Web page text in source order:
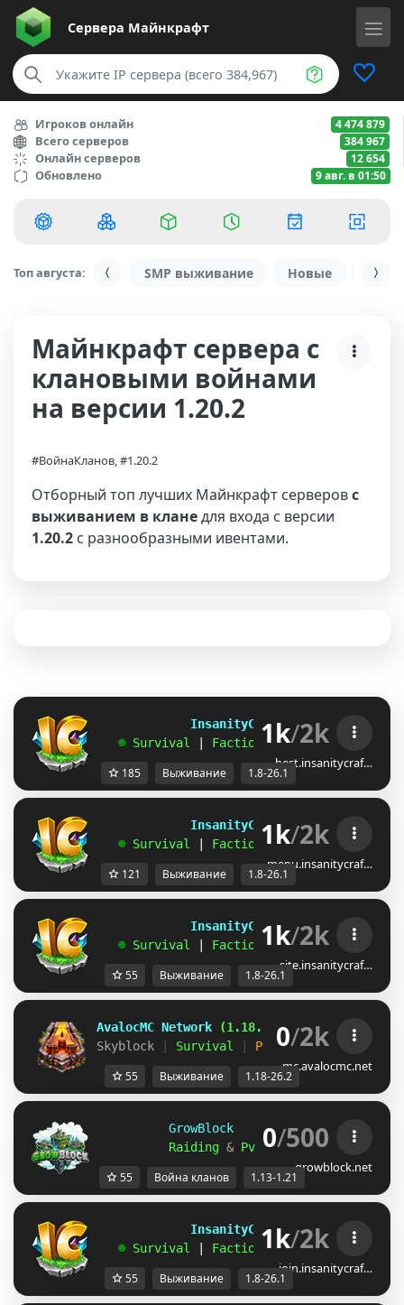
Сервера Майнкрафт
Игроков онлайн 4 474 879
Всего серверов 384 967
Онлайн серверов 12 654
Обновлено 9 авг. в 01:50
Топ августа: SMP выживание Новые С
Майнкрафт сервера с
клановыми войнами
на версии 1.20.2
#ВойнаКланов, #1.20.2
Отборный топ лучших Майнкрафт серверовс
выживанием в кланедля входа с версии
1.20.2 с разнообразными ивентами.
InsanityCraft || 1.8 - 26.1
☻ Survival Factions | Skyblock
1k/2k
best.insanitycraf…
185 Выживание 1.8-26.1
InsanityCraft || 1.8 - 26.1
☻ Survival Factions | Skyblock
1k/2k
menu.insanitycraf…
121 Выживание 1.8-26.1
InsanityCraft || 1.8 - 26.1
☻ Survival Factions | Skyblock
1k/2k
site.insanitycraf…
55 Выживание 1.8-26.1
AvalocMC Network
(1.18.x-26.2)
Skyblock
Survival Prison | Factions
0/2k
mc.avalocmc.net
55 Выживание 1.18-26.2
GrowBlock     Factions
Raiding & PvP & Level & Skills
0/500
growblock.net
55 Война кланов 1.13-1.21
InsanityCraft || 1.8 - 26.1
☻ Survival Factions | Skyblock
1k/2k
join.insanitycraf…
55 Выживание 1.8-26.1